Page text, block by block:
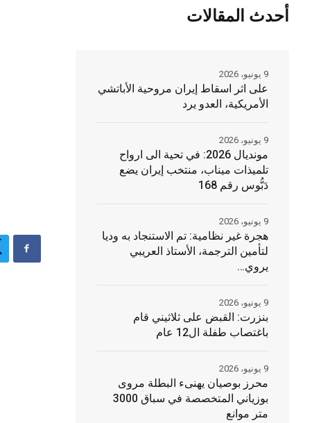
أحدث المقالات
على اثر اسقاط إيران مروحية الأباتشي
الأمريكية، العدو يرد
9 يونيو، 2026
مونديال 2026: في تحية الى ارواح
تلميذات ميناب، منتخب إيران يضع
دَبُّوس رقم 168
9 يونيو، 2026
هجرة غير نظامية: تم الاستنجاد به وديا
لتأمين الترجمة، الأستاذ العريبي
يروي…
9 يونيو، 2026
بنزرت: القبض على ثلاثيني قام
باغتصاب طفلة ال12 عام
9 يونيو، 2026
محرز بوصيان يهنىء البطلة مروى
بوزياني المتخصصة في سباق 3000
متر موانع
9 يونيو، 2026